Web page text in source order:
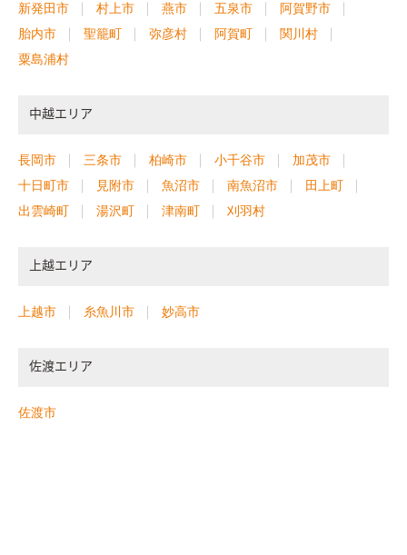
新発田市 村上市 燕市 五泉市
阿賀野市
胎内市
聖籠町 弥彦村 阿賀町
関川村
粟島浦村
中越エリア
長岡市 三条市 柏崎市 小千谷市
加茂市
十日町市
見附市 魚沼市 南魚沼市
田上町
出雲崎町
湯沢町 津南町 刈羽村
上越エリア
上越市 糸魚川市 妙高市
佐渡エリア
佐渡市